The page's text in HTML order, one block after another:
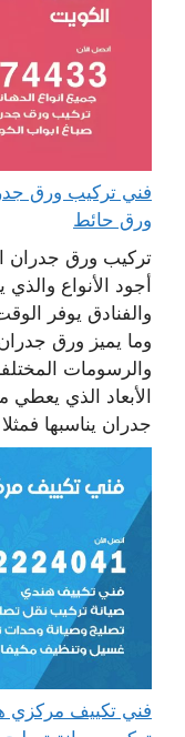
ورق حائط
تركيب ورق جدران
أجود الأنواع
والفنادق يوفر
وما يميز ورق جدران
والرسومات
الأبعاد الذي
جدران يناسبها